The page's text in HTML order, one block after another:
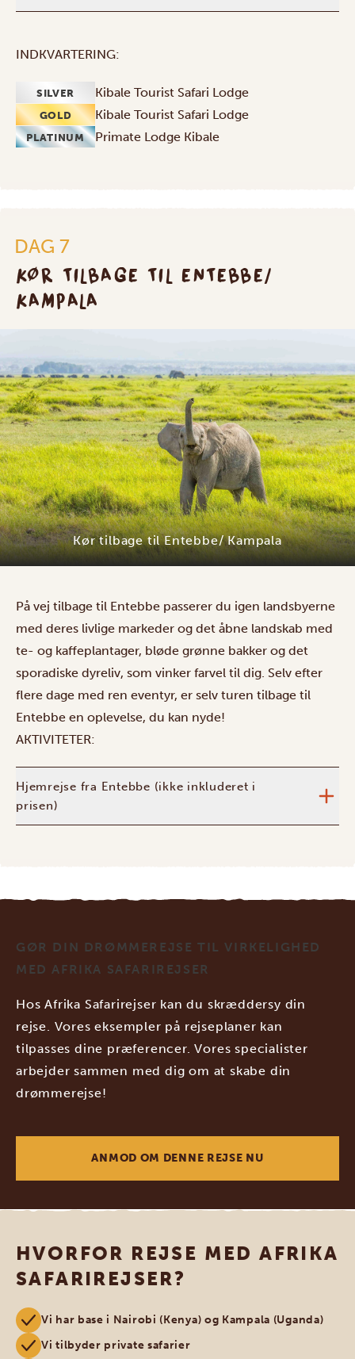
INDKVARTERING:
SILVER Kibale Tourist Safari Lodge
GOLD Kibale Tourist Safari Lodge
PLATINUM Primate Lodge Kibale
DAG 7
KØR TILBAGE TIL ENTEBBE/
KAMPALA
Kør tilbage til Entebbe/ Kampala
På vej tilbage til Entebbe passerer du igen landsbyerne
med deres livlige markeder og det åbne landskab med
te- og kaffeplantager, bløde grønne bakker og det
sporadiske dyreliv, som vinker farvel til dig. Selv efter
flere dage med ren eventyr, er selv turen tilbage til
Entebbe en oplevelse, du kan nyde!
AKTIVITETER:
Hjemrejse fra Entebbe (ikke inkluderet i
prisen)
GØR DIN DRØMMEREJSE TIL VIRKELIGHED
MED AFRIKA SAFARIREJSER
Hos Afrika Safarirejser kan du skræddersy din
rejse. Vores eksempler på rejseplaner kan
tilpasses dine præferencer. Vores specialister
arbejder sammen med dig om at skabe din
drømmerejse!
ANMOD OM DENNE REJSE NU
HVORFOR REJSE MED AFRIKA
SAFARIREJSER?
Vi har base i Nairobi (Kenya) og Kampala (Uganda)
Vi tilbyder private safarier